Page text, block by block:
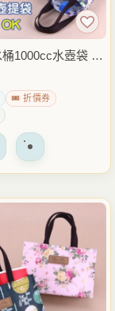
在
產
頁
上
擇
1000cc水壺袋 手
飲料杯袋 保溫瓶
隨身包 雨朵防水
🎟️ 折價券
該
有
變
體。
可